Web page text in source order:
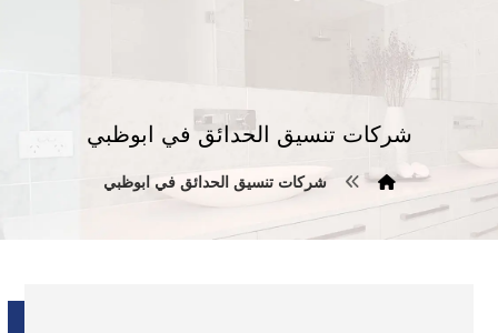
شركات تنسيق الحدائق في ابوظبي
شركات تنسيق الحدائق في ابوظبي